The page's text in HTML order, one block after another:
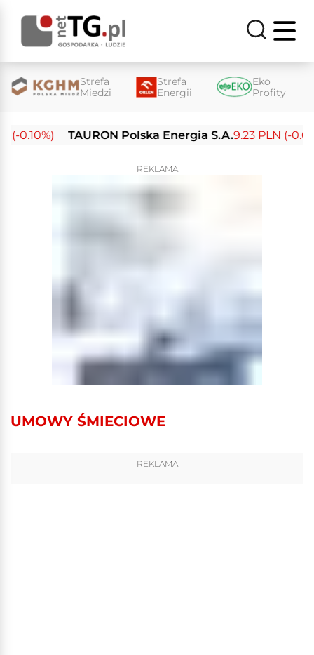
Strefa
Miedzi
Strefa
Energii
Eko
Profity
0.10%) TAURON Polska Energia S.A.9.23 PLN (-
REKLAMA
UMOWY ŚMIECIOWE
REKLAMA